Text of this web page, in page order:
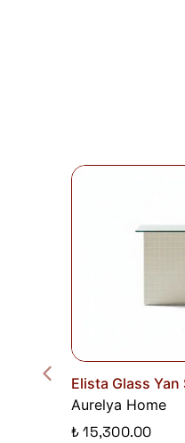
Elista Glass Yan
Aurelya Home
₺ 15,300.00